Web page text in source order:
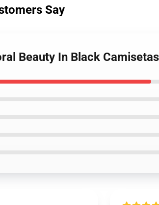
Say
Beauty In Black Camisetas